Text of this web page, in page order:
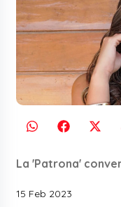
La 'Patrona'
15 Feb 2023